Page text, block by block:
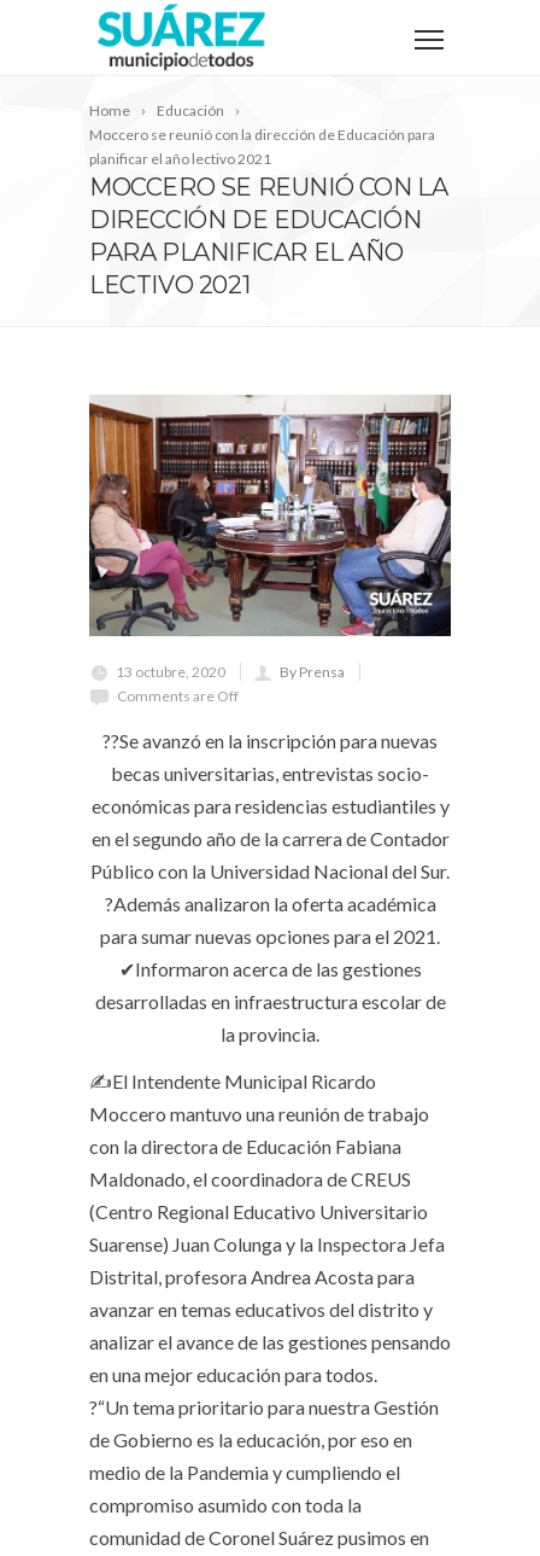
Home
Educación
Moccero se reunió con la dirección de Educación para
planificar el año lectivo 2021
MOCCERO SE REUNIÓ CON LA
DIRECCIÓN DE EDUCACIÓN
PARA PLANIFICAR EL AÑO
LECTIVO 2021
13 octubre, 2020
By Prensa
Comments are Off
?‍?Se avanzó en la inscripción para nuevas
becas universitarias, entrevistas socio-
económicas para residencias estudiantiles y
en el segundo año de la carrera de Contador
Público con la Universidad Nacional del Sur.
?Además analizaron la oferta académica
para sumar nuevas opciones para el 2021.
✔Informaron acerca de las gestiones
desarrolladas en infraestructura escolar de
la provincia.
✍El Intendente Municipal Ricardo
Moccero mantuvo una reunión de trabajo
con la directora de Educación Fabiana
Maldonado, el coordinadora de CREUS
(Centro Regional Educativo Universitario
Suarense) Juan Colunga y la Inspectora Jefa
Distrital, profesora Andrea Acosta para
avanzar en temas educativos del distrito y
analizar el avance de las gestiones pensando
en una mejor educación para todos.
?“Un tema prioritario para nuestra Gestión
de Gobierno es la educación, por eso en
medio de la Pandemia y cumpliendo el
compromiso asumido con toda la
comunidad de Coronel Suárez pusimos en